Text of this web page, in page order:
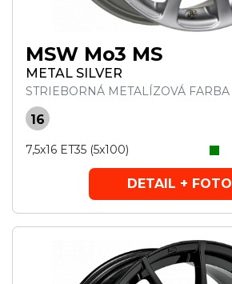
MSW Mo3 MS
METAL SILVER
STRIEBORNÁ METALÍZOVÁ FARBA
16
7,5x16 ET35 (5x100)
DETAIL + FOTO